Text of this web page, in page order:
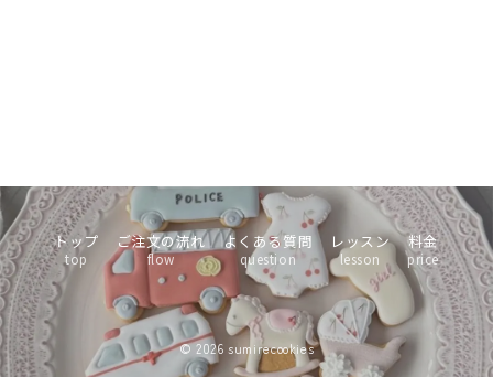
トップ
top
ご注文の流れ
flow
よくある質問
question
レッスン
lesson
料金
price
© 2026sumirecookies